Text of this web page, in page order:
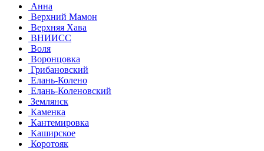
Анна
Верхний Мамон
Верхняя Хава
ВНИИСС
Воля
Воронцовка
Грибановский
Елань-Колено
Елань-Коленовский
Землянск
Каменка
Кантемировка
Каширское
Коротояк